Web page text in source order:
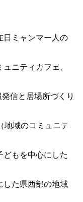
日ミャンマー人の
ニティカフェ、
信と居場所づくり
地域のコミュニテ
どもを中心にした
した県⻄部の地域